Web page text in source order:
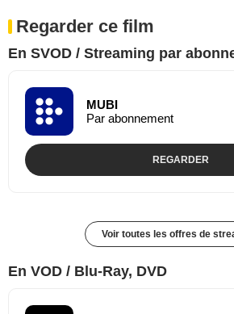
Regarder ce film
En SVOD / Streaming par
MUBI
Par abonnement
REGARDER
Voir toutes les offres de
En VOD / Blu-Ray, DVD